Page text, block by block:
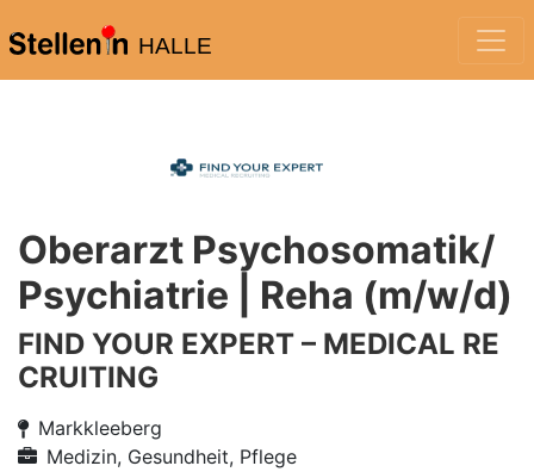
HALLE
Oberarzt Psychosomatik/
Psychiatrie | Reha (m/w/d)
FIND YOUR EXPERT – MEDICAL RE
CRUITING
Markkleeberg
Medizin, Gesundheit, Pflege